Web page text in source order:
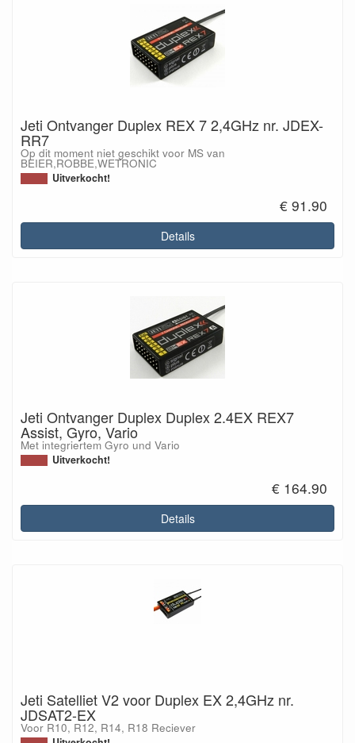
Jeti Ontvanger Duplex REX 7 2,4GHz nr. JDEX-
RR7
Op dit moment niet geschikt voor MS van
BEIER,ROBBE,WETRONIC
Uitverkocht!
€ 91.90
Details
Jeti Ontvanger Duplex Duplex 2.4EX REX7
Assist, Gyro, Vario
Met integriertem Gyro und Vario
Uitverkocht!
€ 164.90
Details
Jeti Satelliet V2 voor Duplex EX 2,4GHz nr.
JDSAT2-EX
Voor R10, R12, R14, R18 Reciever